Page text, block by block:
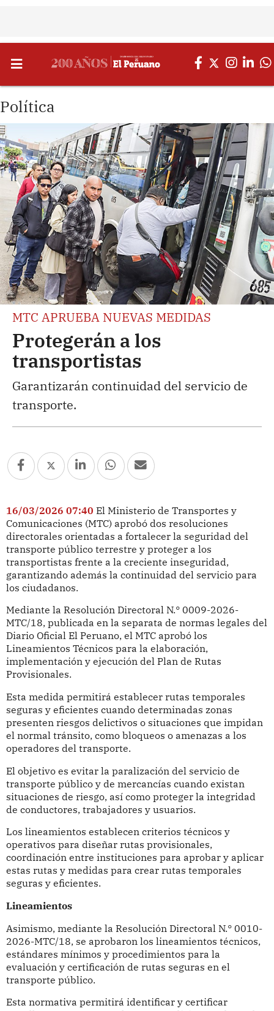
Política
MTC APRUEBA NUEVAS MEDIDAS
Protegerán a los
transportistas
Garantizarán continuidad del servicio de
transporte.
16/03/2026 07:40 El Ministerio de Transportes y
Comunicaciones (MTC) aprobó dos resoluciones
directorales orientadas a fortalecer la seguridad del
transporte público terrestre y proteger a los
transportistas frente a la creciente inseguridad,
garantizando además la continuidad del servicio para
los ciudadanos.
Mediante la Resolución Directoral N.° 0009-2026-
MTC/18, publicada en la separata de normas legales del
Diario Oficial El Peruano, el MTC aprobó los
Lineamientos Técnicos para la elaboración,
implementación y ejecución del Plan de Rutas
Provisionales.
Esta medida permitirá establecer rutas temporales
seguras y eficientes cuando determinadas zonas
presenten riesgos delictivos o situaciones que impidan
el normal tránsito, como bloqueos o amenazas a los
operadores del transporte.
El objetivo es evitar la paralización del servicio de
transporte público y de mercancías cuando existan
situaciones de riesgo, así como proteger la integridad
de conductores, trabajadores y usuarios.
Los lineamientos establecen criterios técnicos y
operativos para diseñar rutas provisionales,
coordinación entre instituciones para aprobar y aplicar
estas rutas y medidas para crear rutas temporales
seguras y eficientes.
Lineamientos
Asimismo, mediante la Resolución Directoral N.° 0010-
2026-MTC/18, se aprobaron los lineamientos técnicos,
estándares mínimos y procedimientos para la
evaluación y certificación de rutas seguras en el
transporte público.
Esta normativa permitirá identificar y certificar